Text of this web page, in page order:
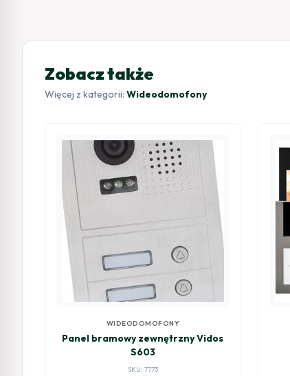
Zobacz także
Więcej z kategorii: Wideodomofony
WIDEODOMOFONY
Panel bramowy zewnętrzny Vidos
S603
SKU: 7773